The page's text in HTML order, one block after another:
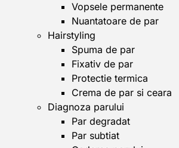
Vopsele permanente
Nuantatoare de par
Hairstyling
Spuma de par
Fixativ de par
Protectie termica
Crema de par si ceara
Diagnoza parului
Par degradat
Par subtiat